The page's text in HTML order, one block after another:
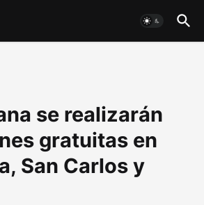
se realizarán
gratuitas en
San Carlos y